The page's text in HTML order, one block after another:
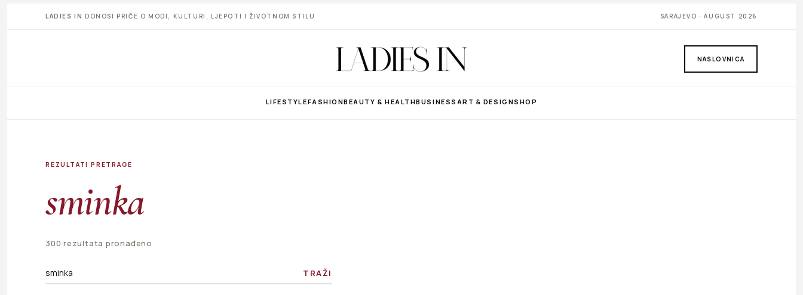
LADIES IN DONOSI PRIČE O MODI, KULTURI, LJEPOTI I ŽIVOTNOM STILU SARAJEVO · AUGUST 2026
NASLOVNICA
LIFESTYLEFASHIONBEAUTY & HEALTHBUSINESS ART & DESIGNSHOP
REZULTATI PRETRAGE
sminka
300 rezultata pronađeno
TRAŽI